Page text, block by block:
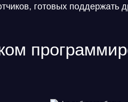
готовых поддержать